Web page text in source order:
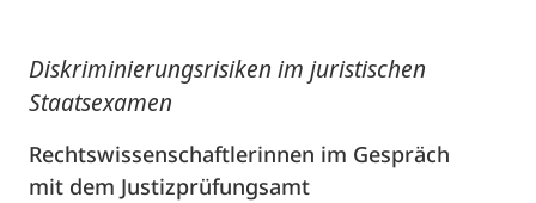
Diskriminierungsrisiken im juristischen
Staatsexamen
Rechtswissenschaftlerinnen im Gespräch
mit dem Justizprüfungsamt